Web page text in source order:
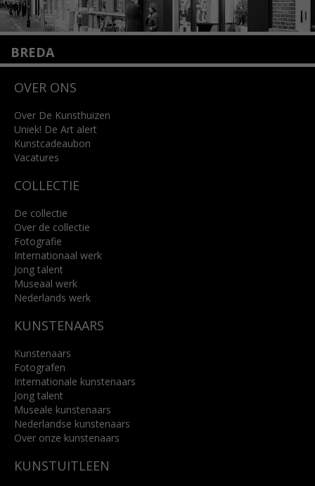
BREDA
4818 SB Breda
info@kunsthuisbreda.nl
Lees meer
OVER ONS
Over De Kunsthuizen
Uniek! De Art alert
Kunstcadeaubon
Vacatures
COLLECTIE
De collectie
Over de collectie
Fotografie
Internationaal werk
Jong talent
Museaal werk
Nederlands werk
KUNSTENAARS
Kunstenaars
Fotografen
Internationale kunstenaars
Jong talent
Museale kunstenaars
Nederlandse kunstenaars
Over onze kunstenaars
KUNSTUITLEEN